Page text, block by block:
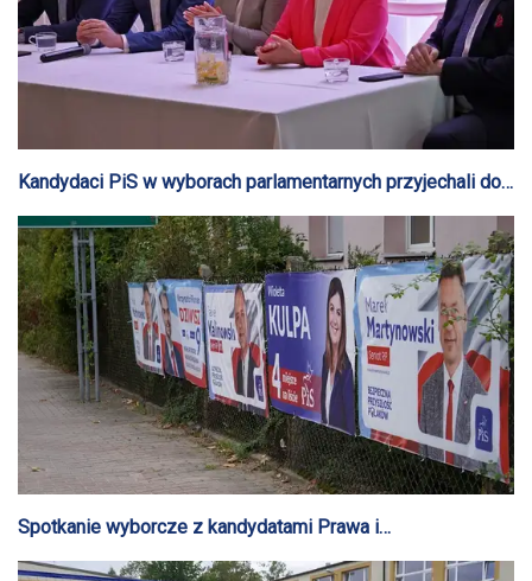
Kandydaci PiS w wyborach parlamentarnych przyjechali do
Gostynina [AUDIO]
Spotkanie wyborcze z kandydatami Prawa i
Sprawiedliwości do Sejmu i Senatu